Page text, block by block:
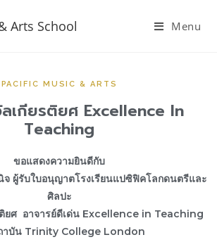
Arts School Menu
PACIFIC MUSIC & ARTS
ลเกียรติยศ Excellence In
Teaching
ขอแสดงความยินดีกับ
ผู้รับใบอนุญาตโรงเรียนแปซิฟิคโลกดนตรีและ
ศิลปะ
ติยศ อาจารย์ดีเด่น Excellence in Teaching
าบัน Trinity College London